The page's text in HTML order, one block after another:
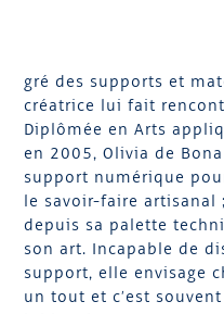
gré des supports et
créatrice lui fait
Diplômée en Arts
en 2005, Olivia de
support numérique
le savoir-faire artisanal
depuis sa palette
son art. Incapable de
support, elle envisage
un tout et c’est